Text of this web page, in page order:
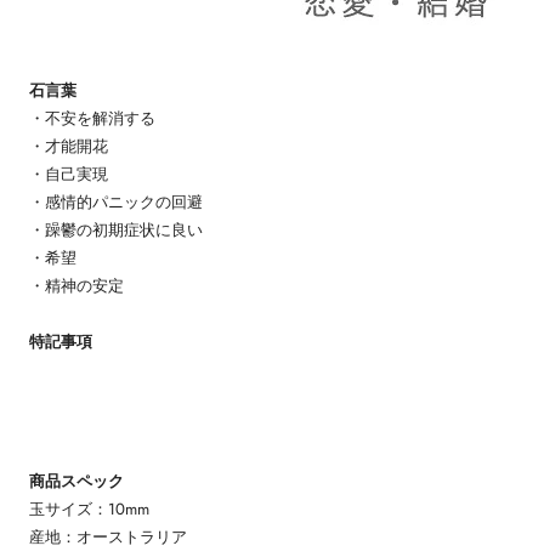
石言葉
・不安を解消する
・才能開花
・自己実現
・感情的パニックの回避
・躁鬱の初期症状に良い
・希望
・精神の安定
特記事項
商品スペック
玉サイズ：10mm
産地：オーストラリア